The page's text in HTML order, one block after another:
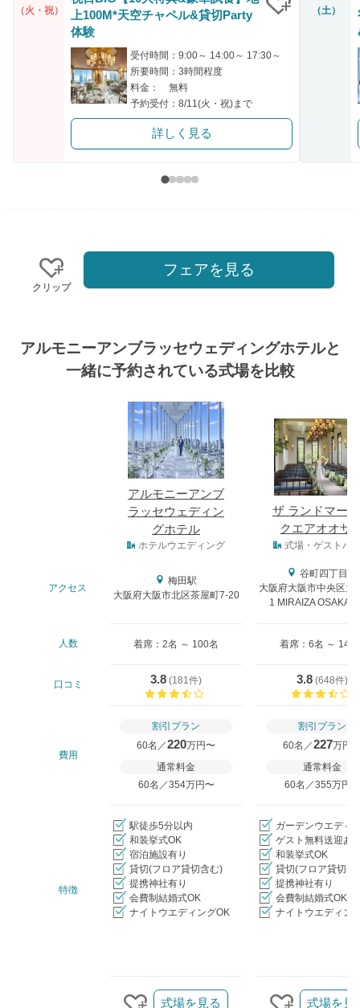
（火・祝）
上100M*天空チャペル&貸切Party
体験
受付時間：9:00～ 14:00～ 17:30～
所要時間：3時間程度
料金： 無料
予約受付：8/11(火・祝)まで
詳しく見る
（土）
クリップ
フェアを見る
アルモニーアンブラッセウェディングホテルと
一緒に予約されている式場を比較
アルモニーアンブ
ラッセウェディン
グホテル
ザ ランドマー
クエアオオサ
ホテルウエディング 式場・ゲストハ
アクセス
梅田駅
大阪府大阪市北区茶屋町7-20
谷町四丁目駅
大阪府大阪市中央区大
1 MIRAIZA OSAKA-
人数 着席：2名 ～ 100名 着席：6名 ～ 146
口コミ 3.8 (181件)
3.8 (648件)
費用
割引プラン
60名／220万円〜
通常料金
60名／354万円〜
割引プラン
60名／227万円
通常料金
60名／355万円〜
特徴
駅徒歩5分以内
和装挙式OK
宿泊施設有り
貸切(フロア貸切含む)
提携神社有り
会費制結婚式OK
ナイトウエディングOK
ガーデンウエディ
ゲスト無料送迎あ
和装挙式OK
貸切(フロア貸切含
提携神社有り
会費制結婚式OK
ナイトウエディン
式場を見る 式場を見